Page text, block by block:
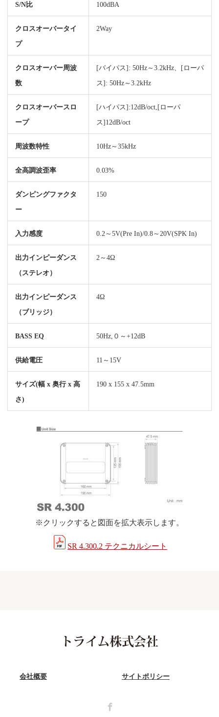
S/N比 100dBA
クロスオーバータイ
プ
2Way
クロスオーバー周波
数
[バイパス]: 50Hz～3.2kHz、[ローパ
ス]: 50Hz～3.2kHz
クロスオーバースロ
ープ
[ハイパス]:12dB/oct,[ローパ
ス]12dB/oct
周波数特性 10Hz～35kHz
全高調波歪率 0.03%
ダンピングファクタ
ー
150
入力感度 0.2～5V(Pre In)/0.8～20V(SPK In)
出力インピーダンス
（ステレオ）
2～4Ω
出力インピーダンス
（ブリッジ）
4Ω
BASS EQ 50Hz,０～+12dB
供給電圧 11～15V
サイズ(幅 x 奥行 x 高
さ)
190 x 155 x 47.5mm
※クリックすると図面を拡大表示します。
SR 4.300.2 テクニカルシート
会社概要 サイトポリシー